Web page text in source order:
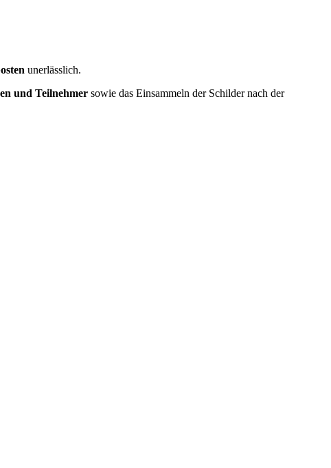
unerlässlich.
und Teilnehmer sowie das Einsammeln der Schilder nach der